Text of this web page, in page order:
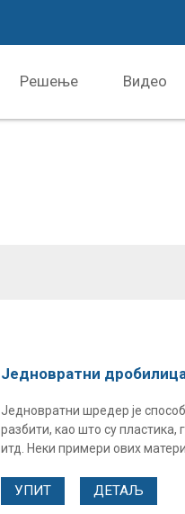
Решење Видео
Једновратни
Једновратни шредер је
разбити, као што су
итд. Неки примери ових
УПИТ ДЕТАЉ